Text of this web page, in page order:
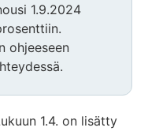
1.9.2024
ohjeeseen
1.4. on lisätty